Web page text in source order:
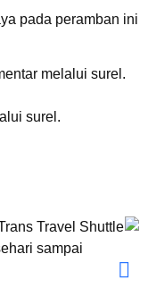
pada peramban ini
melalui surel.
surel.